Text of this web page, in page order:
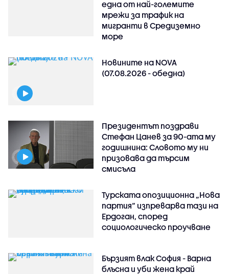
една от най-големите
мрежи за трафик на
мигранти в Средиземно
море
Новините на NOVA
(07.08.2026 - обедна)
Президентът поздрави
Стефан Цанев за 90-ата му
годишнина: Словото му ни
призовава да търсим
смисъла
Турската опозиционна „Нова
партия“ изпреварва тази на
Ердоган, според
социологическо проучване
Бързият влак София - Варна
блъсна и уби жена край